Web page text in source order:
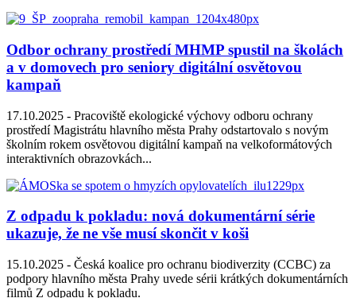
Odbor ochrany prostředí MHMP spustil na školách
a v domovech pro seniory digitální osvětovou
kampaň
17.10.2025 - Pracoviště ekologické výchovy odboru ochrany
prostředí Magistrátu hlavního města Prahy odstartovalo s novým
školním rokem osvětovou digitální kampaň na velkoformátových
interaktivních obrazovkách...
Z odpadu k pokladu: nová dokumentární série
ukazuje, že ne vše musí skončit v koši
15.10.2025 - Česká koalice pro ochranu biodiverzity (CCBC) za
podpory hlavního města Prahy uvede sérii krátkých dokumentárních
filmů Z odpadu k pokladu.